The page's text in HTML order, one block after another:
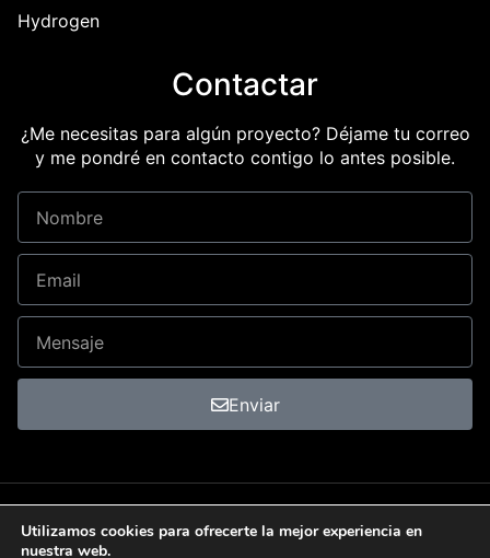
Hydrogen
Contactar
¿Me necesitas para algún proyecto? Déjame tu correo
y me pondré en contacto contigo lo antes posible.
Enviar
Política de cookies Política de privacidad
Aviso legal
Utilizamos cookies para ofrecerte la mejor experiencia en
nuestra web.